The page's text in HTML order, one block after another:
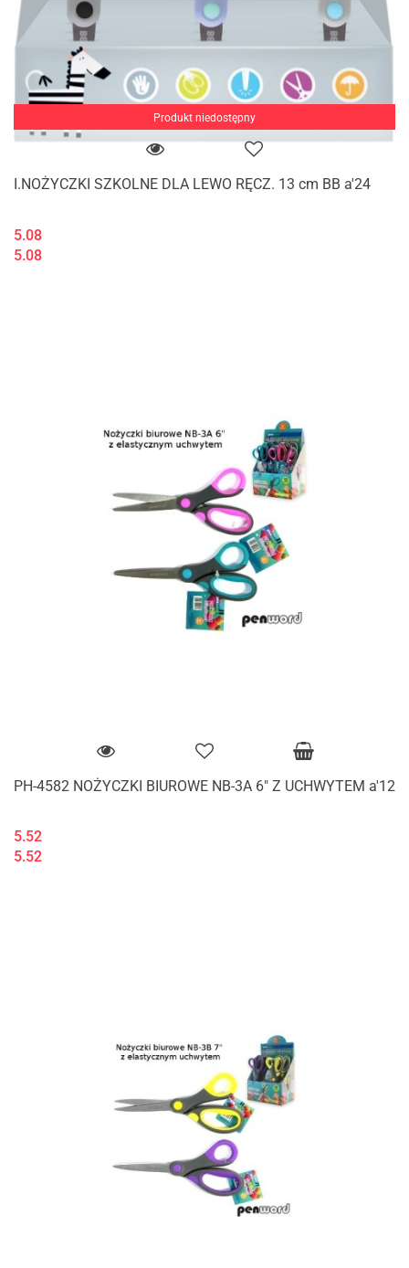
Produkt niedostępny
I.NOŻYCZKI SZKOLNE DLA LEWO RĘCZ. 13 cm BB a'24
5.08
5.08
PH-4582 NOŻYCZKI BIUROWE NB-3A 6" Z UCHWYTEM a'12
5.52
5.52